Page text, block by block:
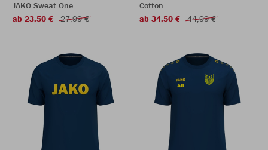
JAKO Sweat One
ab 23,50 €
27,99 €
Cotton
ab 34,50 €
44,99 €